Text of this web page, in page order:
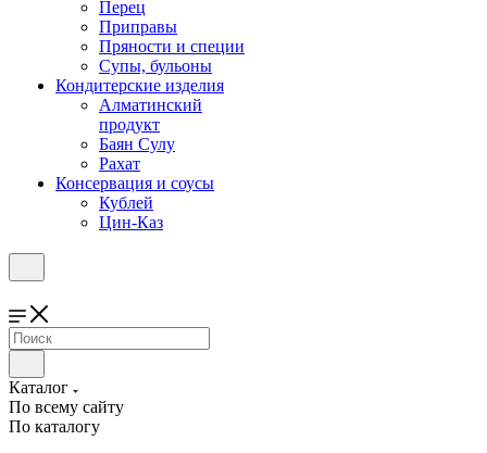
Перец
Приправы
Пряности и специи
Супы, бульоны
Кондитерские изделия
Алматинский
продукт
Баян Сулу
Рахат
Консервация и соусы
Кублей
Цин-Каз
Каталог
По всему сайту
По каталогу